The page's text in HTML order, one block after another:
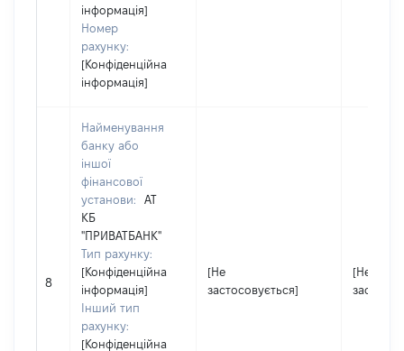
інформація]
Номер
рахунку:
[Конфіденційна
інформація]
8
Найменування
банку або
іншої
фінансової
установи:
АТ
КБ
"ПРИВАТБАНК"
Тип рахунку:
[Конфіденційна
інформація]
Інший тип
рахунку:
[Конфіденційна
[Не
застосовується]
[Не